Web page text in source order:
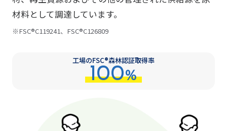
材料として調達しています。
※FSC®C119241、FSC®C126809
工場のFSC®森林認証取得率
100%